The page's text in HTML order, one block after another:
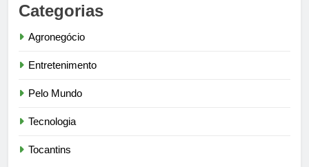
Categorias
Agronegócio
Entretenimento
Pelo Mundo
Tecnologia
Tocantins